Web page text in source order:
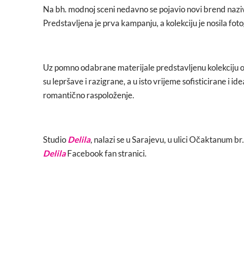
Na bh. modnoj sceni nedavno se pojavio novi brend
Predstavljena je prva kampanju, a kolekciju je nosila
Uz pomno odabrane materijale predstavljenu
su lepršave i razigrane, a u isto vrijeme sofisticirane i
romantično raspoloženje.
StudioDelila, nalazi se u Sarajevu, u ulici Očaktanum
DelilaFacebook fan stranici.